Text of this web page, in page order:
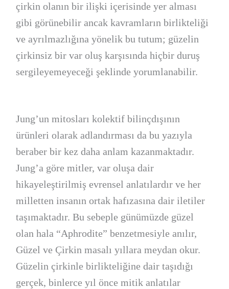
çirkin olanın bir ilişki içerisinde yer alması
gibi görünebilir ancak kavramların birlikteliği
ve ayrılmazlığına yönelik bu tutum; güzelin
çirkinsiz bir var oluş karşısında hiçbir duruş
sergileyemeyeceği şeklinde yorumlanabilir.
Jung’un mitosları kolektif bilinçdışının
ürünleri olarak adlandırması da bu yazıyla
beraber bir kez daha anlam kazanmaktadır.
Jung’a göre mitler, var oluşa dair
hikayeleştirilmiş evrensel anlatılardır ve her
milletten insanın ortak hafızasına dair iletiler
taşımaktadır. Bu sebeple günümüzde güzel
olan hala “Aphrodite” benzetmesiyle anılır,
Güzel ve Çirkin masalı yıllara meydan okur.
Güzelin çirkinle birlikteliğine dair taşıdığı
gerçek, binlerce yıl önce mitik anlatılar